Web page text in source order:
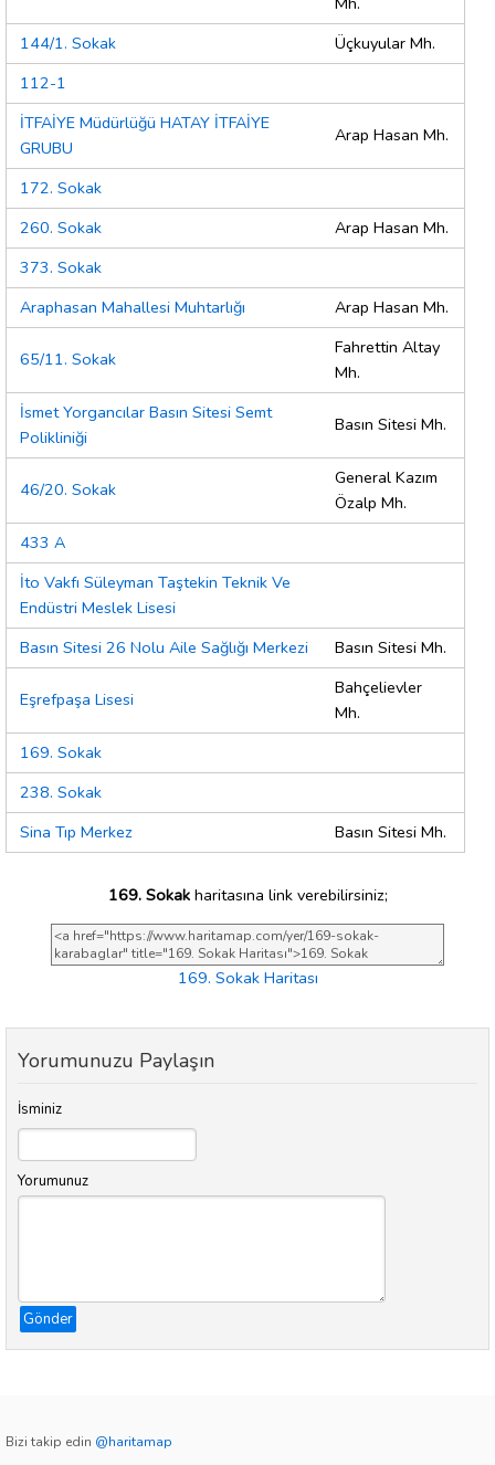
144/1. Sokak
Üçkuyular Mh.
112-1
İTFAİYE Müdürlüğü HATAY İTFAİYE
GRUBU
Arap Hasan Mh.
172. Sokak
260. Sokak
Arap Hasan Mh.
373. Sokak
Araphasan Mahallesi Muhtarlığı
Arap Hasan Mh.
65/11. Sokak
Fahrettin Altay
Mh.
İsmet Yorgancılar Basın Sitesi Semt
Polikliniği
Basın Sitesi Mh.
46/20. Sokak
General Kazım
Özalp Mh.
433 A
İto Vakfı Süleyman Taştekin Teknik Ve
Endüstri Meslek Lisesi
Basın Sitesi 26 Nolu Aile Sağlığı Merkezi
Basın Sitesi Mh.
Eşrefpaşa Lisesi
Bahçelievler
Mh.
169. Sokak
238. Sokak
Sina Tıp Merkez
Basın Sitesi Mh.
169. Sokakharitasına link verebilirsiniz;
169. Sokak Haritası
Yorumunuzu Paylaşın
İsminiz
Yorumunuz
Gönder
Bizi takip edin @haritamap